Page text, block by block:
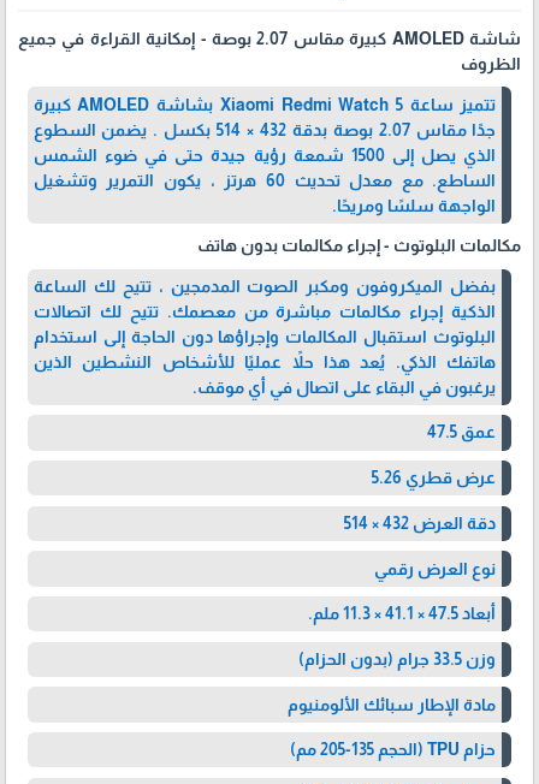
شاشة AMOLED كبيرة مقاس 2.07 بوصة - إمكانية القراءة في جميع
الظروف
تتميز ساعة Xiaomi Redmi Watch 5 بشاشة AMOLED كبيرة
جدًا مقاس 2.07 بوصة بدقة 432 × 514 بكسل . يضمن السطوع
الذي يصل إلى 1500 شمعة رؤية جيدة حتى في ضوء الشمس
الساطع. مع معدل تحديث 60 هرتز ، يكون التمرير وتشغيل
الواجهة سلسًا ومريحًا.
مكالمات البلوتوث - إجراء مكالمات بدون هاتف
بفضل الميكروفون ومكبر الصوت المدمجين ، تتيح لك الساعة
الذكية إجراء مكالمات مباشرة من معصمك. تتيح لك اتصالات
البلوتوث استقبال المكالمات وإجراؤها دون الحاجة إلى استخدام
هاتفك الذكي. يُعد هذا حلاً عمليًا للأشخاص النشطين الذين
يرغبون في البقاء على اتصال في أي موقف.
عمق 47.5
عرض قطري 5.26
دقة العرض 432 × 514
نوع العرض رقمي
أبعاد 47.5 × 41.1 × 11.3 ملم.
وزن 33.5 جرام (بدون الحزام)
مادة الإطار سبائك الألومنيوم
حزام TPU (الحجم 135-205 مم)